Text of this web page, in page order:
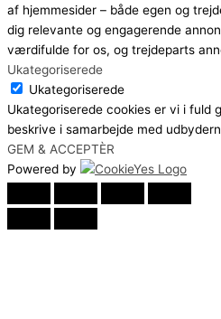
af hjemmesider – både egen og
dig relevante og engagerende
værdifulde for os, og trejdeparts
Ukategoriserede
Ukategoriserede
Ukategoriserede cookies er vi i fuld
beskrive i samarbejde med
GEM & ACCEPTÈR
Powered by